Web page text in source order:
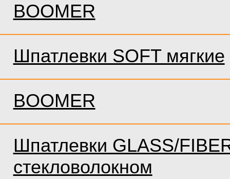
BOOMER
Шпатлевки SOFT мягкие
BOOMER
Шпатлевки GLASS/
стекловолокном